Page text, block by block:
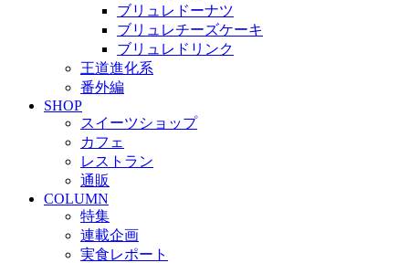
ブリュレドーナツ
ブリュレチーズケーキ
ブリュレドリンク
王道進化系
番外編
SHOP
スイーツショップ
カフェ
レストラン
通販
COLUMN
特集
連載企画
実食レポート